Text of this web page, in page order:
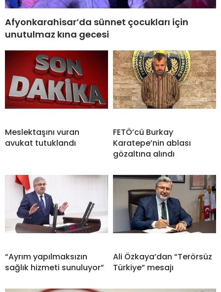
Afyonkarahisar’da sünnet çocukları için
unutulmaz kına gecesi
Meslektaşını vuran
avukat tutuklandı
FETÖ’cü Burkay
Karatepe’nin ablası
gözaltına alındı
“Ayrım yapılmaksızın
sağlık hizmeti sunuluyor”
Ali Özkaya’dan “Terörsüz
Türkiye” mesajı